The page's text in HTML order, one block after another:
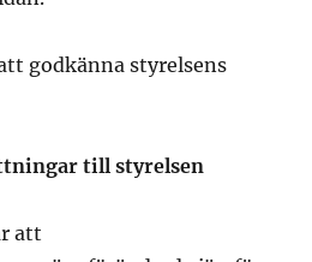
godkänna styrelsens
till styrelsen
att